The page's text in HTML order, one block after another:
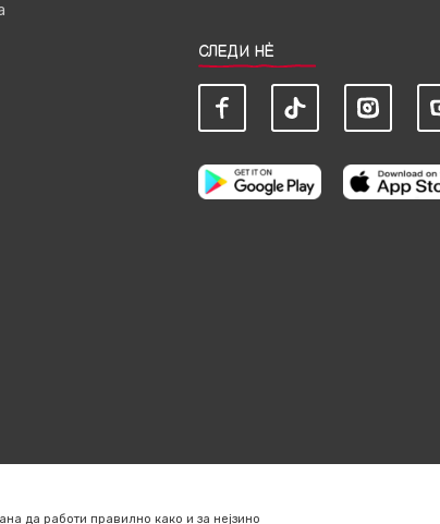
СЛЕДИ НЀ
да работи правилно како и за нејзино